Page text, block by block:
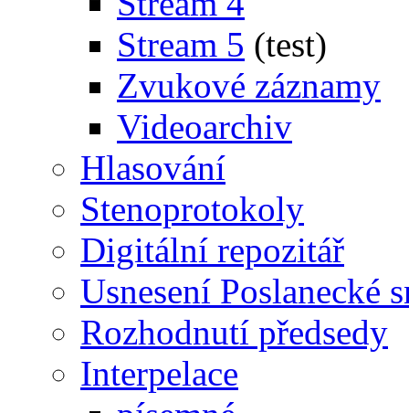
Stream 5 (test)
Zvukové záznamy
Videoarchiv
Hlasování
Stenoprotokoly
Digitální repozitář
Usnesení Poslanecké
Rozhodnutí předsedy
Interpelace